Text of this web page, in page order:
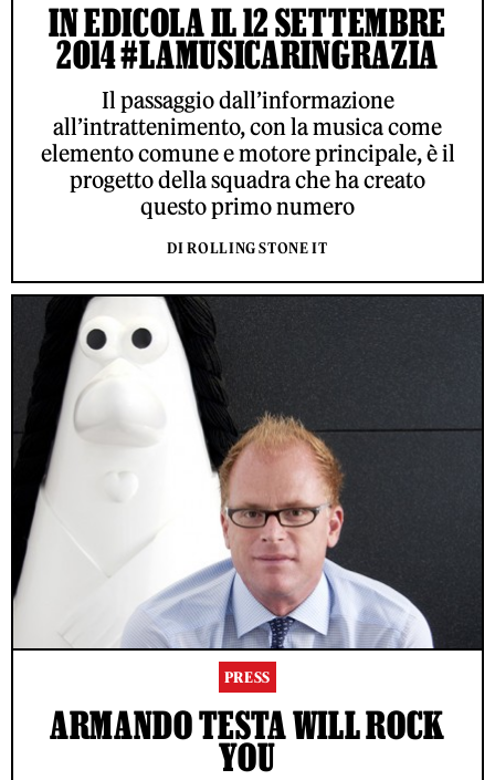
IN EDICOLA IL 12 SETTEMBRE
2014 #LAMUSICARINGRAZIA
Il passaggio dall’informazione
all’intrattenimento, con la musica come
elemento comune e motore principale, è il
progetto della squadra che ha creato
questo primo numero
DI ROLLING STONE IT
PRESS
ARMANDO TESTA WILL ROCK
YOU